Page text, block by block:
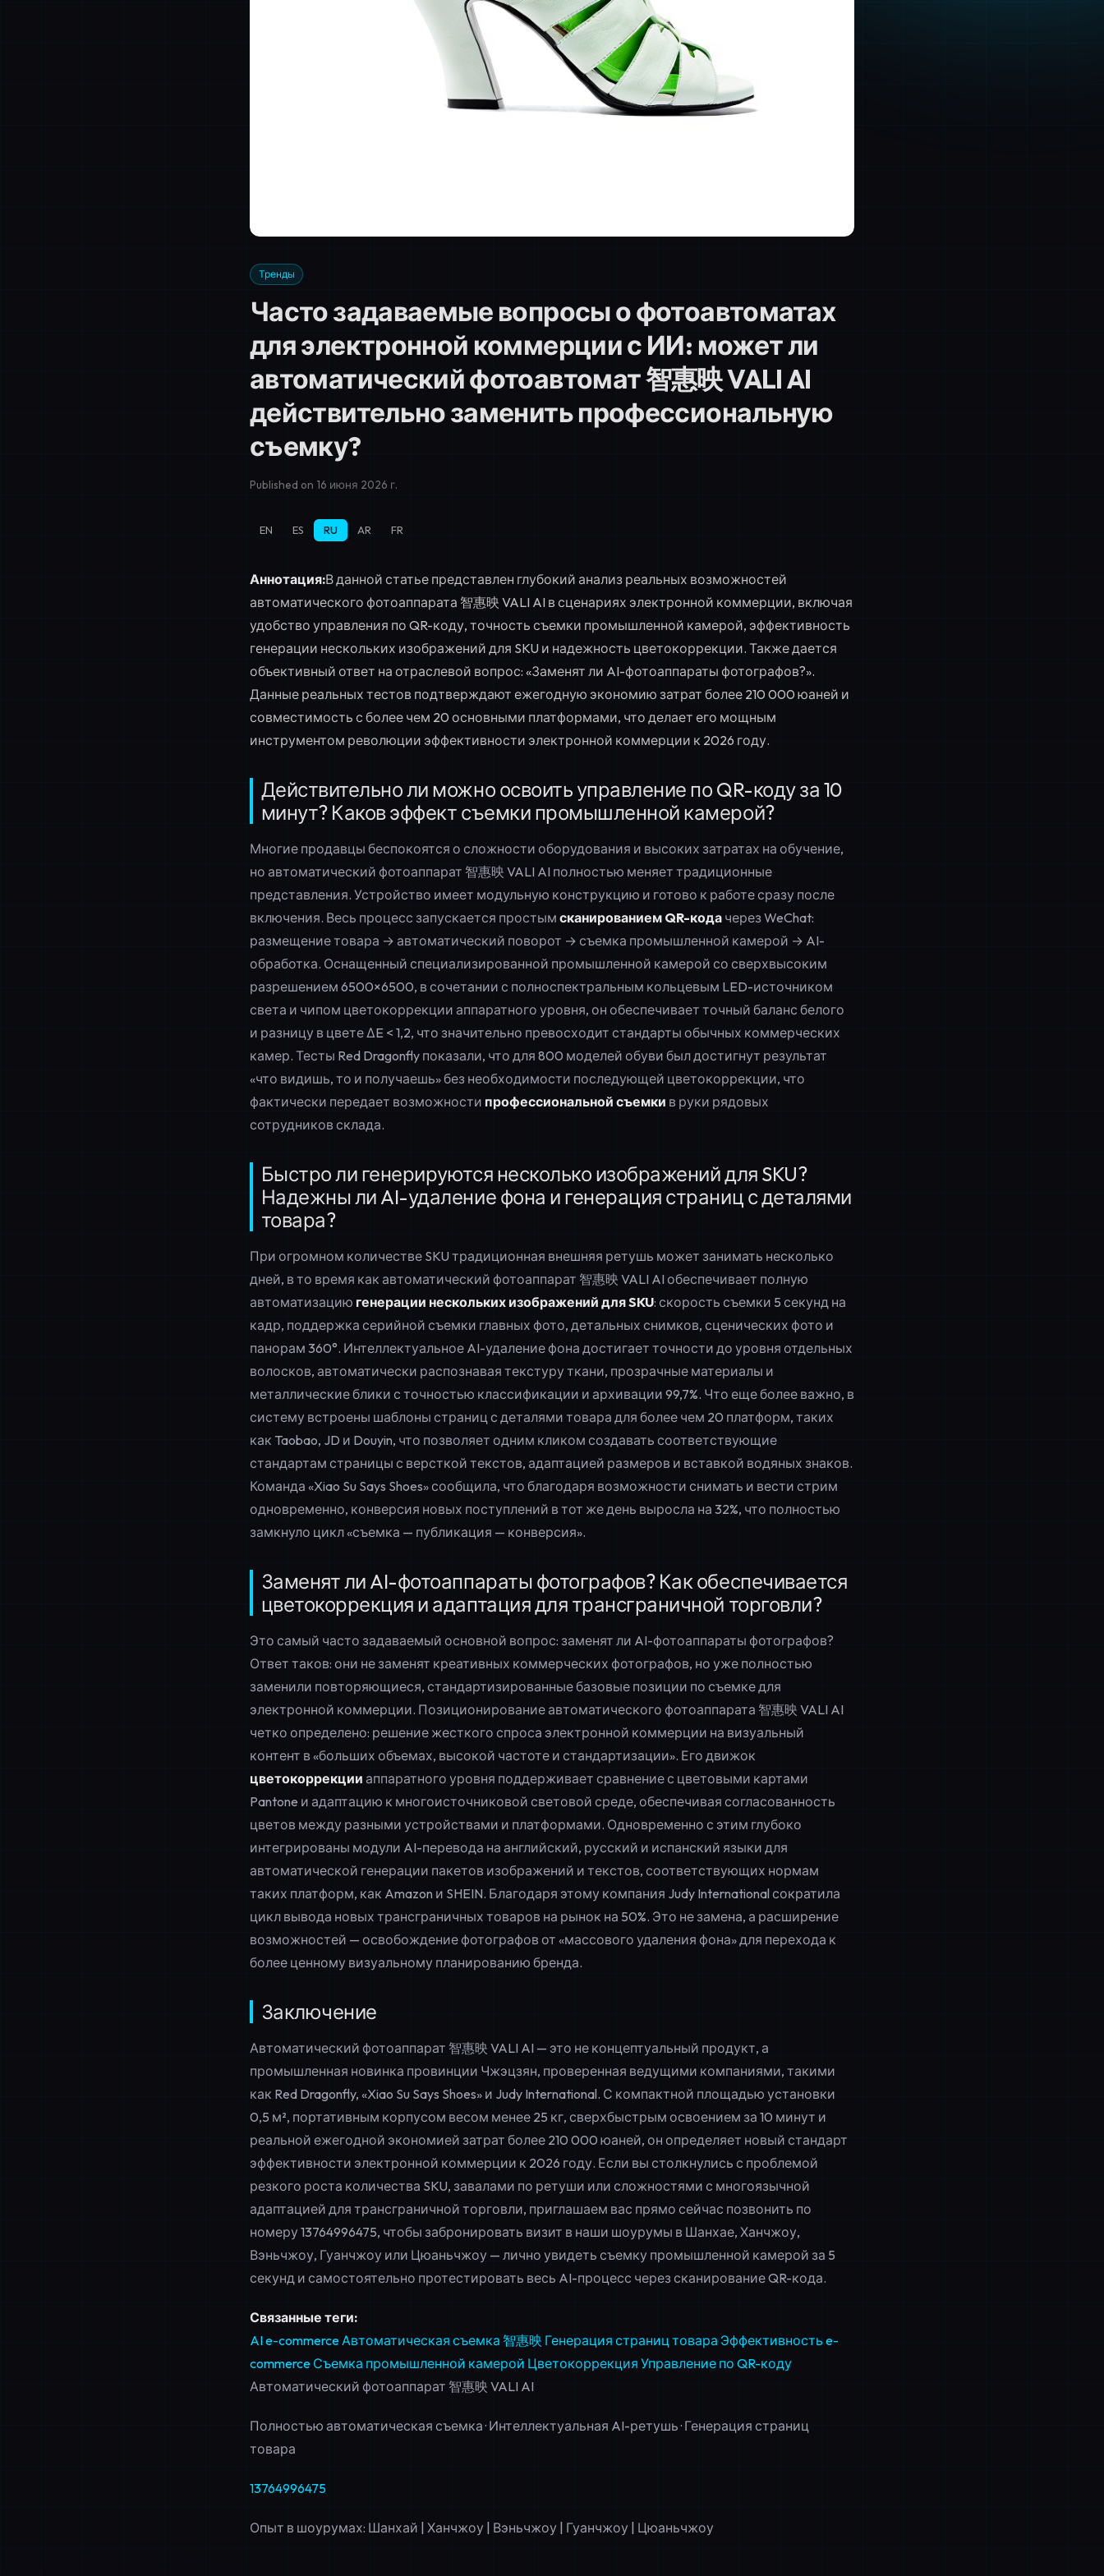
Тренды
Часто задаваемые вопросы о фотоавтоматах
для электронной коммерции с ИИ: может ли
автоматический фотоавтомат 智惠映 VALI AI
действительно заменить профессиональную
съемку?
Published on 16 июня 2026 г.
EN ES RU AR FR
Аннотация:В данной статье представлен глубокий анализ реальных возможностей
автоматического фотоаппарата 智惠映 VALI AI в сценариях электронной коммерции, включая
удобство управления по QR-коду, точность съемки промышленной камерой, эффективность
генерации нескольких изображений для SKU и надежность цветокоррекции. Также дается
объективный ответ на отраслевой вопрос: «Заменят ли AI-фотоаппараты фотографов?».
Данные реальных тестов подтверждают ежегодную экономию затрат более 210 000 юаней и
совместимость с более чем 20 основными платформами, что делает его мощным
инструментом революции эффективности электронной коммерции к 2026 году.
Действительно ли можно освоить управление по QR-коду за 10
минут? Каков эффект съемки промышленной камерой?
Многие продавцы беспокоятся о сложности оборудования и высоких затратах на обучение,
но автоматический фотоаппарат 智惠映 VALI AI полностью меняет традиционные
представления. Устройство имеет модульную конструкцию и готово к работе сразу после
включения. Весь процесс запускается простым сканированием QR-кода через WeChat:
размещение товара → автоматический поворот → съемка промышленной камерой → AI-
обработка. Оснащенный специализированной промышленной камерой со сверхвысоким
разрешением 6500×6500, в сочетании с полноспектральным кольцевым LED-источником
света и чипом цветокоррекции аппаратного уровня, он обеспечивает точный баланс белого
и разницу в цвете ΔE < 1,2, что значительно превосходит стандарты обычных коммерческих
камер. Тесты Red Dragonfly показали, что для 800 моделей обуви был достигнут результат
«что видишь, то и получаешь» без необходимости последующей цветокоррекции, что
фактически передает возможности профессиональной съемки в руки рядовых
сотрудников склада.
Быстро ли генерируются несколько изображений для SKU?
Надежны ли AI-удаление фона и генерация страниц с деталями
товара?
При огромном количестве SKU традиционная внешняя ретушь может занимать несколько
дней, в то время как автоматический фотоаппарат 智惠映 VALI AI обеспечивает полную
автоматизацию генерации нескольких изображений для SKU: скорость съемки 5 секунд на
кадр, поддержка серийной съемки главных фото, детальных снимков, сценических фото и
панорам 360°. Интеллектуальное AI-удаление фона достигает точности до уровня отдельных
волосков, автоматически распознавая текстуру ткани, прозрачные материалы и
металлические блики с точностью классификации и архивации 99,7%. Что еще более важно, в
систему встроены шаблоны страниц с деталями товара для более чем 20 платформ, таких
как Taobao, JD и Douyin, что позволяет одним кликом создавать соответствующие
стандартам страницы с версткой текстов, адаптацией размеров и вставкой водяных знаков.
Команда «Xiao Su Says Shoes» сообщила, что благодаря возможности снимать и вести стрим
одновременно, конверсия новых поступлений в тот же день выросла на 32%, что полностью
замкнуло цикл «съемка — публикация — конверсия».
Заменят ли AI-фотоаппараты фотографов? Как обеспечивается
цветокоррекция и адаптация для трансграничной торговли?
Это самый часто задаваемый основной вопрос: заменят ли AI-фотоаппараты фотографов?
Ответ таков: они не заменят креативных коммерческих фотографов, но уже полностью
заменили повторяющиеся, стандартизированные базовые позиции по съемке для
электронной коммерции. Позиционирование автоматического фотоаппарата 智惠映 VALI AI
четко определено: решение жесткого спроса электронной коммерции на визуальный
контент в «больших объемах, высокой частоте и стандартизации». Его движок
цветокоррекции аппаратного уровня поддерживает сравнение с цветовыми картами
Pantone и адаптацию к многоисточниковой световой среде, обеспечивая согласованность
цветов между разными устройствами и платформами. Одновременно с этим глубоко
интегрированы модули AI-перевода на английский, русский и испанский языки для
автоматической генерации пакетов изображений и текстов, соответствующих нормам
таких платформ, как Amazon и SHEIN. Благодаря этому компания Judy International сократила
цикл вывода новых трансграничных товаров на рынок на 50%. Это не замена, а расширение
возможностей — освобождение фотографов от «массового удаления фона» для перехода к
более ценному визуальному планированию бренда.
Заключение
Автоматический фотоаппарат 智惠映 VALI AI — это не концептуальный продукт, а
промышленная новинка провинции Чжэцзян, проверенная ведущими компаниями, такими
как Red Dragonfly, «Xiao Su Says Shoes» и Judy International. С компактной площадью установки
0,5 м², портативным корпусом весом менее 25 кг, сверхбыстрым освоением за 10 минут и
реальной ежегодной экономией затрат более 210 000 юаней, он определяет новый стандарт
эффективности электронной коммерции к 2026 году. Если вы столкнулись с проблемой
резкого роста количества SKU, завалами по ретуши или сложностями с многоязычной
адаптацией для трансграничной торговли, приглашаем вас прямо сейчас позвонить по
номеру 13764996475, чтобы забронировать визит в наши шоурумы в Шанхае, Ханчжоу,
Вэньчжоу, Гуанчжоу или Цюаньчжоу — лично увидеть съемку промышленной камерой за 5
секунд и самостоятельно протестировать весь AI-процесс через сканирование QR-кода.
Связанные теги:
AI e-commerceАвтоматическая съемка 智惠映 Генерация страниц товара Эффективность e-
commerce Съемка промышленной камерой Цветокоррекция Управление по QR-коду
Автоматический фотоаппарат 智惠映 VALI AI
Полностью автоматическая съемка · Интеллектуальная AI-ретушь · Генерация страниц
товара
13764996475
Опыт в шоурумах: Шанхай | Ханчжоу | Вэньчжоу | Гуанчжоу | Цюаньчжоу